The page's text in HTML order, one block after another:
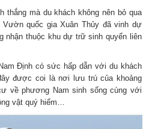
thắng mà du khách không nên bỏ qua
quốc gia Xuân Thủy đã vinh dự
nhận thuộc khu dự trữ sinh quyển liên
Định có sức hấp dẫn với du khách
được coi là nơi lưu trú của khoảng
về phương Nam sinh sống cùng với
vật quý hiếm…